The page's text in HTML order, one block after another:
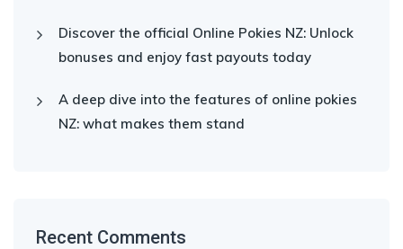
Discover the official Online Pokies NZ: Unlock
bonuses and enjoy fast payouts today
A deep dive into the features of online pokies
NZ: what makes them stand
Recent Comments